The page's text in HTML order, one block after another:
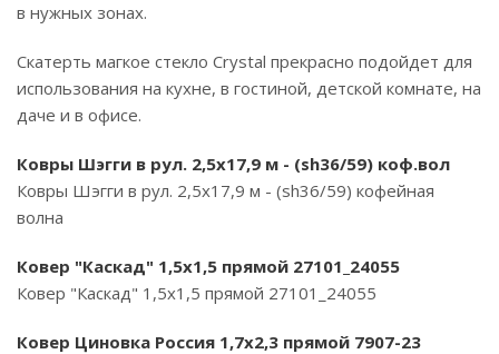
в нужных зонах.
Скатерть магкое стекло Crystal прекрасно подойдет для
использования на кухне, в гостиной, детской комнате, на
даче и в офисе.
Ковры Шэгги в рул. 2,5х17,9 м - (sh36/59) коф.вол
Ковры Шэгги в рул. 2,5х17,9 м - (sh36/59) кофейная
волна
Ковер "Каскад" 1,5х1,5 прямой 27101_24055
Ковер "Каскад" 1,5х1,5 прямой 27101_24055
Ковер Циновка Россия 1,7х2,3 прямой 7907-23